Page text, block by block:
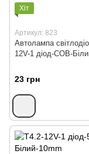
Хіт
Артикул: 823
Автолампа
12V-1 діод-COB-
23 грн